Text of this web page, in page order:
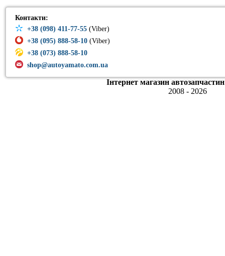
Контакти:
+38 (098) 411-77-55 (Viber)
+38 (095) 888-58-10 (Viber)
+38 (073) 888-58-10
shop@autoyamato.com.ua
Інтернет магазин
2008 - 2026